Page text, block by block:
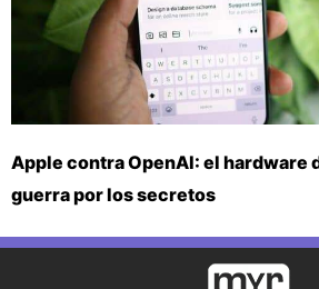
Apple contra OpenAI: el hardware
guerra por los secretos